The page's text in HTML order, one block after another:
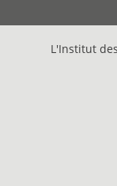
L'Institut